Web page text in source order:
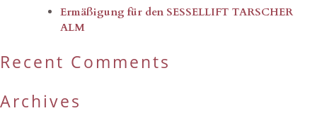
Ermäßigung für den SESSELLIFT TARSCHER
ALM
Recent Comments
Archives